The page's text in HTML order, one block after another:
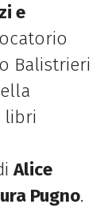
e
Balistrieri
libri
Alice
Pugno.